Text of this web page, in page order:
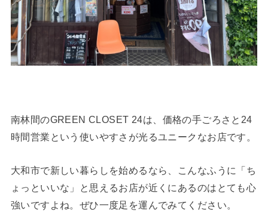
南林間のGREEN CLOSET 24は、価格の手ごろさと24
時間営業という使いやすさが光るユニークなお店です。
大和市で新しい暮らしを始めるなら、こんなふうに「ち
ょっといいな」と思えるお店が近くにあるのはとても心
強いですよね。ぜひ一度足を運んでみてください。